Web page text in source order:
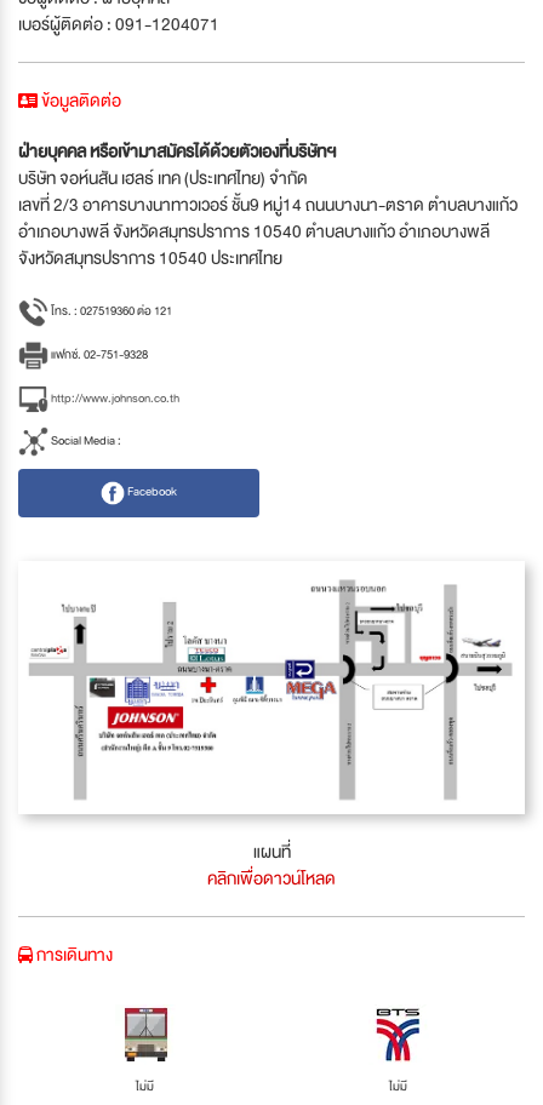
เบอร์ผู้ติดต่อ : 091-1204071
ข้อมูลติดต่อ
ฝ่ายบุคคล หรือเข้ามาสมัครได้ด้วยตัวเองที่บริษัทฯ
บริษัท จอห์นสัน เฮลธ์ เทค (ประเทศไทย) จำกัด
เลขที่ 2/3 อาคารบางนาทาวเวอร์ ชั้น9 หมู่14 ถนนบางนา-ตราด ตำบลบางแก้ว
อำเภอบางพลี จังหวัดสมุทรปราการ 10540 ตำบลบางแก้ว อำเภอบางพลี
จังหวัดสมุทรปราการ 10540 ประเทศไทย
โทร. : 027519360 ต่อ 121
แฟกซ์. 02-751-9328
http://www.johnson.co.th
Social Media :
Facebook
แผนที่
คลิกเพื่อดาวน์โหลด
การเดินทาง
ไม่มี ไม่มี